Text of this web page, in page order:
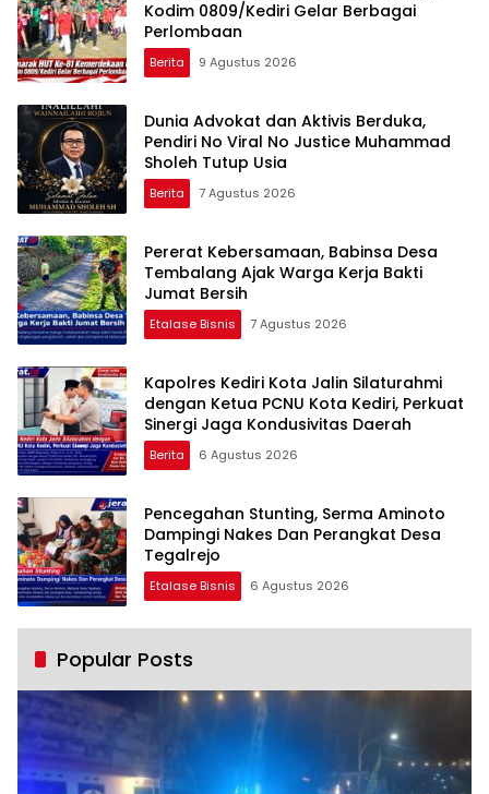
Kodim 0809/Kediri Gelar Berbagai
Perlombaan
Berita 9 Agustus 2026
Dunia Advokat dan Aktivis Berduka,
Pendiri No Viral No Justice Muhammad
Sholeh Tutup Usia
Berita 7 Agustus 2026
Pererat Kebersamaan, Babinsa Desa
Tembalang Ajak Warga Kerja Bakti
Jumat Bersih
Etalase Bisnis 7 Agustus 2026
Kapolres Kediri Kota Jalin Silaturahmi
dengan Ketua PCNU Kota Kediri, Perkuat
Sinergi Jaga Kondusivitas Daerah
Berita 6 Agustus 2026
Pencegahan Stunting, Serma Aminoto
Dampingi Nakes Dan Perangkat Desa
Tegalrejo
Etalase Bisnis 6 Agustus 2026
Popular Posts